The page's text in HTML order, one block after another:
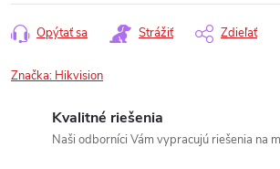
Opýtať sa Strážiť Zdieľať
Značka: Hikvision
Kvalitné riešenia
Naši odborníci Vám vypracujú riešenia na